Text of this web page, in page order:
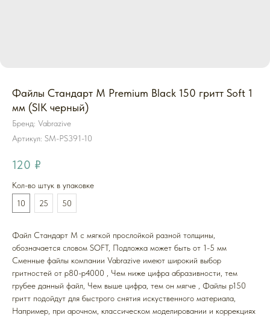
Файлы Стандарт M Premium Black 150 гритт Soft 1
мм (SIK черный)
Бренд: Vabrazive
Артикул: SM-PS391-10
120 ₽
Кол-во штук в упаковке
10
25 50
Файл Стандарт M с мягкой прослойкой разной толщины,
обозначается словом SOFT, Подложка может быть от 1-5 мм
Cменные файлы компании Vabrazive имеют широкий выбор
гритностей от р80-р4000 , Чем ниже цифра абразивности, тем
грубее данный файл, Чем выше цифра, тем он мягче , Файлы р150
гритт подойдут для быстрого снятия искуственного материала,
Например, при арочном, классическом моделировании и коррекциях